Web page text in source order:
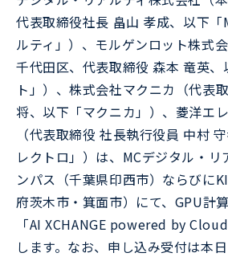
代表取締役社長 畠山 孝成、以下「
ルティ」）、モルゲンロット株式
千代田区、代表取締役 森本 竜英、
ト」）、株式会社マクニカ（代表
将、以下「マクニカ」）、菱洋エ
（代表取締役 社長執行役員 中村
レクトロ」）は、MCデジタル・リ
ンパス（千葉県印西市）ならびに
府茨木市・箕面市）にて、GPU計
「AI XCHANGE powered by
します。なお、申し込み受付は本